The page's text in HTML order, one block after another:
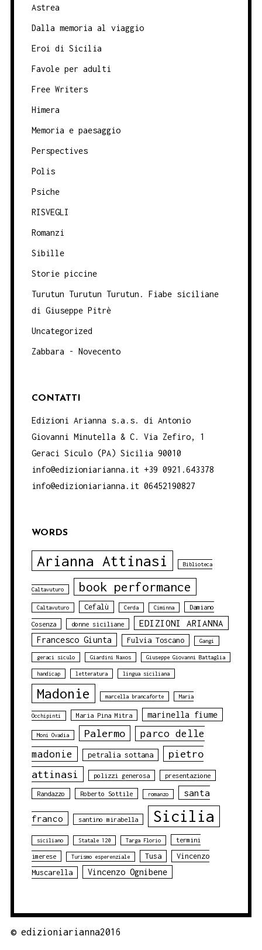
Astrea
Dalla memoria al viaggio
Eroi di Sicilia
Favole per adulti
Free Writers
Himera
Memoria e paesaggio
Perspectives
Polis
Psiche
RISVEGLI
Romanzi
Sibille
Storie piccine
Turutun Turutun Turutun. Fiabe siciliane
di Giuseppe Pitrè
Uncategorized
Zabbara - Novecento
CONTATTI
Edizioni Arianna s.a.s. di Antonio
Giovanni Minutella & C. Via Zefiro, 1
Geraci Siculo (PA) Sicilia 90010
info@edizioniarianna.it +39 0921.643378
info@edizioniarianna.it 06452190827
WORDS
Arianna Attinasi Biblioteca
Caltavuturo book performance
Caltavuturo Cefalù Cerda Ciminna Damiano
Cosenza donne siciliane EDIZIONI ARIANNA
Francesco Giunta Fulvia Toscano Gangi
geraci siculo Giardini Naxos Giuseppe Giovanni Battaglia
handicap letteratura lingua siciliana
Madonie marcella brancaforte Maria
Occhipinti Maria Pina Mitra marinella fiume
Moni Ovadia Palermo
parco delle
madonie
petralia sottana
pietro
attinasi
polizzi generosa presentazione
Randazzo Roberto Sottile romanzo santa
franco santino mirabella Sicilia
siciliano Statale 120 Targa Florio termini
imerese Turismo esperenziale Tusa
Vincenzo
Muscarella
Vincenzo Ognibene
© edizioniarianna2016